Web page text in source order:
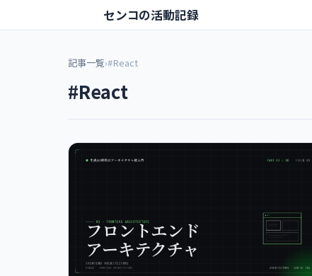
センコの活動記録
記事一覧›#React
#React